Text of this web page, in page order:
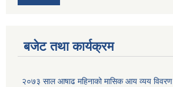
बजेट तथा कार्यक्रम
२०७३ साल आषाढ महिनाको मासिक आय व्यय विवरण